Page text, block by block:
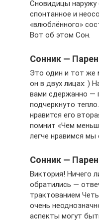
Сновидицы наружу
спонтанное и
«влюблённого»
Вот об этом Сон.
Сонник —
Это один и тот же
он в двух лицах: )
вами сдержанно —
подчеркнуто
нравится его
помнит «Чем
легче нравимся мы
Сонник —
Виктория! Ничего
обратились —
трактованием
очень
аспекты могут